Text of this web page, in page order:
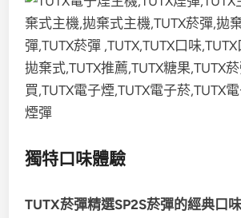
獨特口味體驗
TUTX菸彈精選SP2S菸彈的經典口